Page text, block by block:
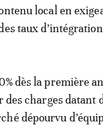
local en
taux
dès la première
des charges
dépourvu